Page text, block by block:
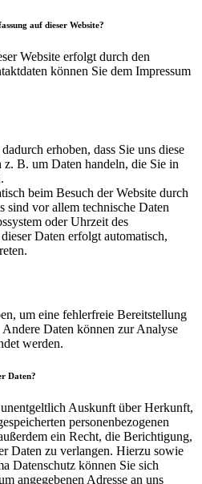
auf dieser Website?
Website erfolgt durch den
können Sie dem Impressum
erhoben, dass Sie uns diese
B. um Daten handeln, die Sie in
beim Besuch der Website durch
sind vor allem technische Daten
oder Uhrzeit des
Daten erfolgt automatisch,
um eine fehlerfreie Bereitstellung
Daten können zur Analyse
werden.
Daten?
Auskunft über Herkunft,
personenbezogenen
ein Recht, die Berichtigung,
Daten zu verlangen. Hierzu sowie
Datenschutz können Sie sich
angegebenen Adresse an uns